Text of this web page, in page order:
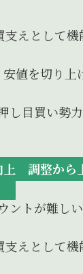
えとして機
安値を切り上
し目買い勢
上 調整から
ントが難しい
えとして機